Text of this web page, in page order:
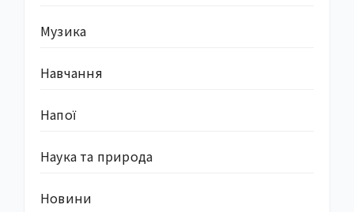
Музика
Навчання
Напої
Наука та природа
Новини